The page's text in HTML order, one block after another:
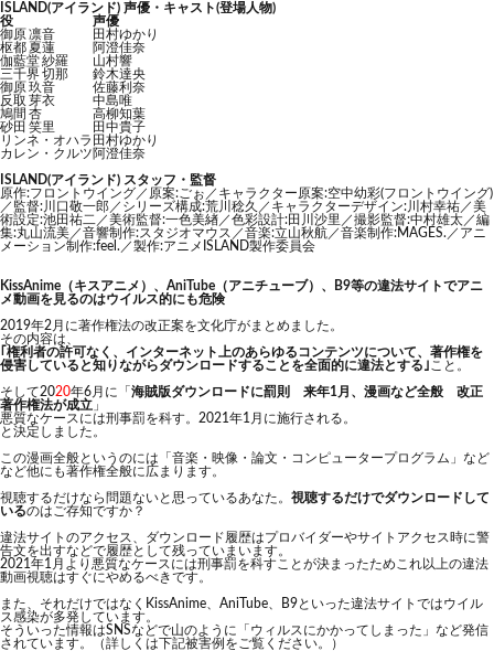
ISLAND(アイランド) 声優・キャスト(登場人物)
役
声優
御原 凛音
田村ゆかり
枢都 夏蓮
阿澄佳奈
伽藍堂 紗羅
山村響
三千界 切那
鈴木達央
御原 玖音
佐藤利奈
反取 芽衣
中島唯
鳩間 杏
高柳知葉
砂田 笑里
田中貴子
リンネ・オハラ 田村ゆかり
カレン・クルツ阿澄佳奈
ISLAND(アイランド) スタッフ・監督
原作:フロントウイング／原案:ごぉ／キャラクター原案:空中幼彩(フロントウイング)
／監督:川口敬一郎／シリーズ構成:荒川稔久／キャラクターデザイン:川村幸祐／美
術設定:池田祐二／美術監督:一色美緖／色彩設計:田川沙里／撮影監督:中村雄太／編
集:丸山流美／音響制作:スタジオマウス／音楽:立山秋航／音楽制作:MAGES.／アニ
メーション制作:feel.／製作:アニメISLAND製作委員会
KissAnime（キスアニメ）、AniTube（アニチューブ）、B9等の違法サイトでアニ
メ動画を見るのはウイルス的にも危険
2019年2月に著作権法の改正案を文化庁がまとめました。
その内容は、
｢権利者の許可なく、インターネット上のあらゆるコンテンツについて、著作権を
侵害していると知りながらダウンロードすることを全面的に違法とする｣ こと。
そして2020年6月に「 海賊版ダウンロードに罰則 来年1月、漫画など全般 改正
著作権法が成立 」
悪質なケースには刑事罰を科す。2021年1月に施行される。
と決定しました。
この漫画全般というのには「音楽・映像・論文・コンピュータープログラム」など
など他にも著作権全般に広まります。
視聴するだけなら問題ないと思っているあなた。 視聴するだけでダウンロードして
いるのはご存知ですか？
違法サイトのアクセス、ダウンロード履歴はプロバイダーやサイトアクセス時に警
告文を出すなどで履歴として残っていまいます。
2021年1月より悪質なケースには刑事罰を科すことが決まったためこれ以上の違法
動画視聴はすぐにやめるべきです。
また、それだけではなくKissAnime、AniTube、B9といった違法サイトではウイル
ス感染が多発しています。
そういった情報はSNSなどで山のように「ウィルスにかかってしまった」など発信
されています。（詳しくは下記被害例をご覧ください。）